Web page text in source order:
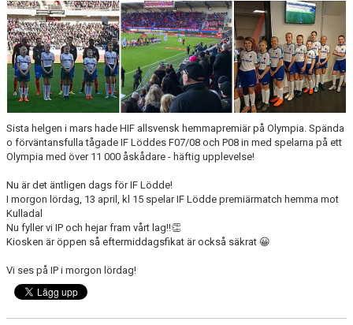
Sista helgen i mars hade HIF allsvensk hemmapremiär på Olympia. Spända
o förväntansfulla tågade IF Löddes F07/08 och P08 in med spelarna på ett
Olympia med över 11 000 åskådare - häftig upplevelse!
Nu är det äntligen dags för IF Lödde!
I morgon lördag, 13 april, kl 15 spelar IF Lödde premiärmatch hemma mot
Kulladal
Nu fyller vi IP och hejar fram vårt lag!!👏
Kiosken är öppen så eftermiddagsfikat är också säkrat 😀
Vi ses på IP i morgon lördag!